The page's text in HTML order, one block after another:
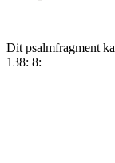
Dit psalmfragment
138: 8: